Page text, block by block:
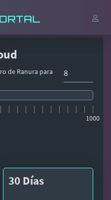
de Ranura para
1000
30 Días